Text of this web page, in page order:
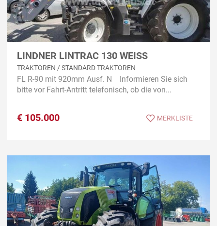
LINDNER LINTRAC 130 WEISS
TRAKTOREN / STANDARD TRAKTOREN
FL R-90 mit 920mm Ausf. N Informieren Sie sich
bitte vor Fahrt-Antritt telefonisch, ob die von...
€ 105.000 MERKLISTE